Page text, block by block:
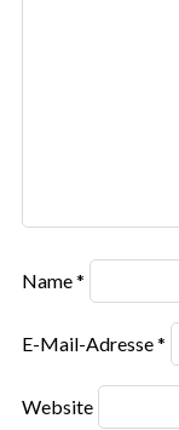
Name*
E-Mail-Adresse*
Website